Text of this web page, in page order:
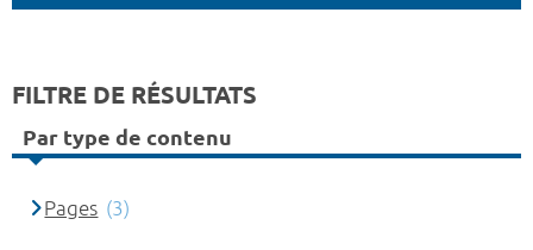
FILTRE DE RÉSULTATS
Par type de contenu
Pages (3)